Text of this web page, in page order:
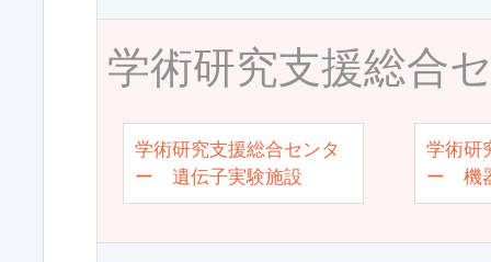
学術研究支援総合
学術研究支援総合センタ
ー 遺伝子実験施設
学術研
ー 機